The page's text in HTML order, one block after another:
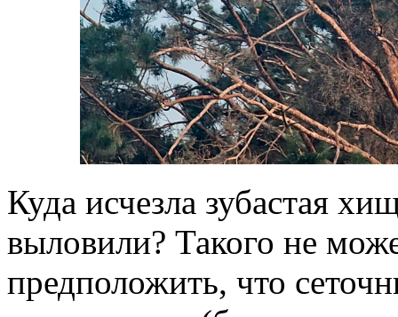
Куда исчезла зубастая
выловили? Такого не
предположить, что